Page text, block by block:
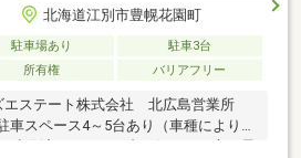
北海道江別市豊幌花園町
駐車場あり
駐車3台
所有権 バリアフリー
エステート株式会社 北広島営業所
車スペース4～5台あり（車種によりま